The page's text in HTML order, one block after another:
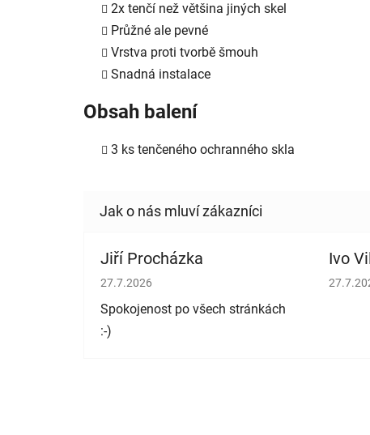
2x tenčí než většina jiných skel
Průžné ale pevné
Vrstva proti tvorbě šmouh
Snadná instalace
Obsah balení
3 ks tenčeného ochranného skla
Jiří Procházka
Hodnocení obchodu je 5 z 5 hvězdiček.
27.7.2026
Spokojenost po všech stránkách
:-)
Ivo